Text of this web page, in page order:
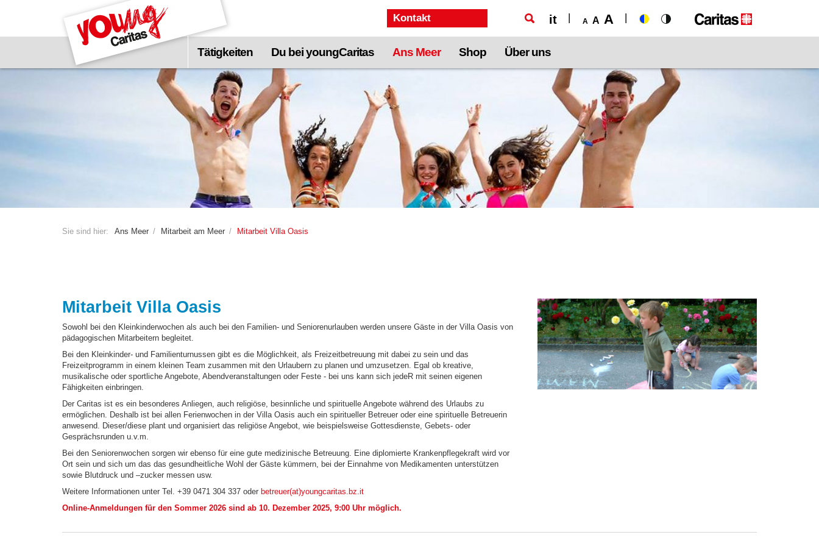
Hauptinhalt
Kontakt it A A A
Tätigkeiten Du bei youngCaritas Ans Meer Shop Über uns
Sie sind hier: Ans Meer Mitarbeit am Meer Mitarbeit Villa Oasis
Mitarbeit Villa Oasis
Sowohl bei den Kleinkinderwochen als auch bei den Familien- und Seniorenurlauben werden unsere Gäste in der Villa Oasis von
pädagogischen Mitarbeitern begleitet.
Bei den Kleinkinder- und Familienturnussen gibt es die Möglichkeit, als Freizeitbetreuung mit dabei zu sein und das
Freizeitprogramm in einem kleinen Team zusammen mit den Urlaubern zu planen und umzusetzen. Egal ob kreative,
musikalische oder sportliche Angebote, Abendveranstaltungen oder Feste - bei uns kann sich jedeR mit seinen eigenen
Fähigkeiten einbringen.
Der Caritas ist es ein besonderes Anliegen, auch religiöse, besinnliche und spirituelle Angebote während des Urlaubs zu
ermöglichen. Deshalb ist bei allen Ferienwochen in der Villa Oasis auch ein spiritueller Betreuer oder eine spirituelle Betreuerin
anwesend. Dieser/diese plant und organisiert das religiöse Angebot, wie beispielsweise Gottesdienste, Gebets- oder
Gesprächsrunden u.v.m.
Bei den Seniorenwochen sorgen wir ebenso für eine gute medizinische Betreuung. Eine diplomierte Krankenpflegekraft wird vor
Ort sein und sich um das das gesundheitliche Wohl der Gäste kümmern, bei der Einnahme von Medikamenten unterstützen
sowie Blutdruck und –zucker messen usw.
Weitere Informationen unter Tel. +39 0471 304 337 oder betreuer(at)youngcaritas.bz.it
Online-Anmeldungen für den Sommer 2026 sind ab 10. Dezember 2025, 9:00 Uhr möglich.